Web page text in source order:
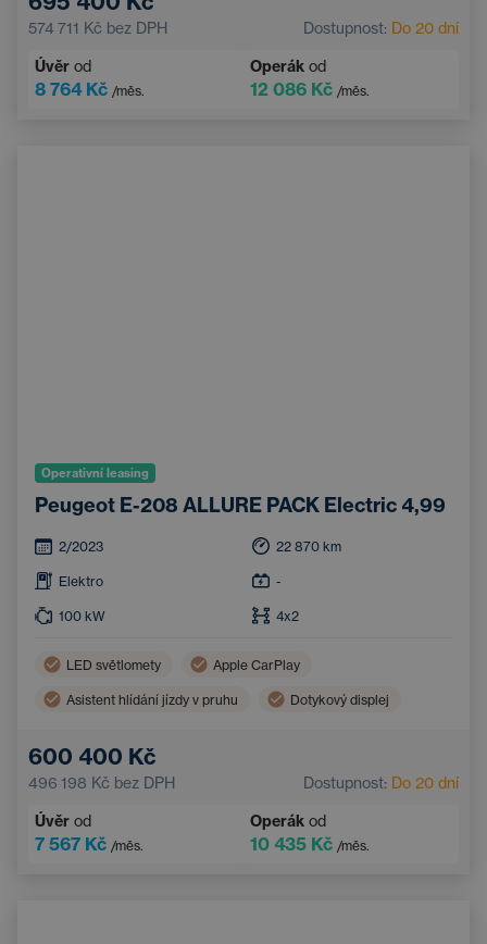
574 711 Kč bez DPH Dostupnost: Do 20 dní
Úvěr od
8 764 Kč /měs.
Operák od
12 086 Kč /měs.
Operativní leasing
Peugeot E-208 ALLURE PACK Electric 4,99
2/2023 22 870 km
Elektro -
100 kW 4x2
LED světlomety Apple CarPlay
Asistent hlídání jízdy v pruhu Dotykový displej
600 400 Kč
496 198 Kč bez DPH Dostupnost: Do 20 dní
Úvěr od
7 567 Kč /měs.
Operák od
10 435 Kč /měs.